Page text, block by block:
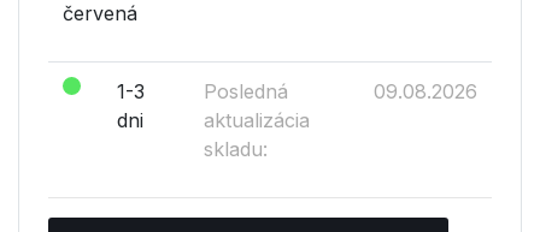
červená
1-3
dni
Posledná
aktualizácia
skladu:
09.08.2026